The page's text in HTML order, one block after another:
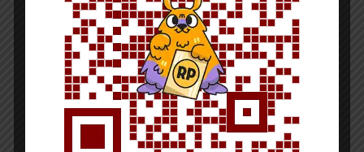
BERITA KAMPUS
Dua Mahasiswa Sastra Indonesia
USU Raih Juara pada Festival
Literasi Sumatera Utara 2026
Dark Mode | Moda Gelap